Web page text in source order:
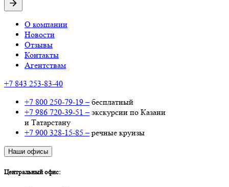
О компании
Новости
Отзывы
Контакты
Агентствам
+7 843 253-83-40
+7 800 250-79-19 –бесплатный
+7 986 720-39-51 –экскурсии по Казани
и Татарстану
+7 900 328-15-85 –речные круизы
Наши офисы
Центральный офис: